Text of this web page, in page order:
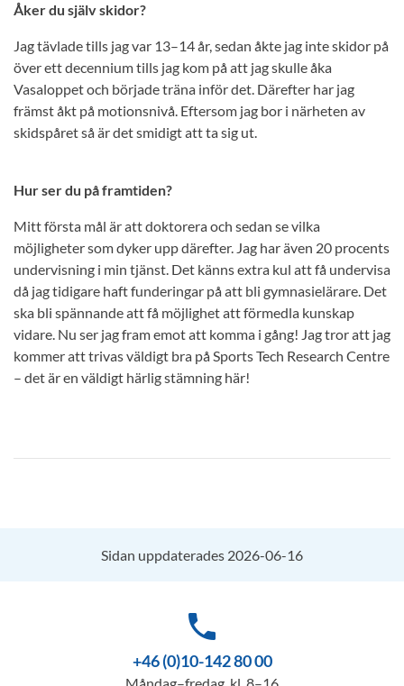
Åker du själv skidor?
Jag tävlade tills jag var 13–14 år, sedan åkte jag inte skidor på
över ett decennium tills jag kom på att jag skulle åka
Vasaloppet och började träna inför det. Därefter har jag
främst åkt på motionsnivå. Eftersom jag bor i närheten av
skidspåret så är det smidigt att ta sig ut.
Hur ser du på framtiden?
Mitt första mål är att doktorera och sedan se vilka
möjligheter som dyker upp därefter. Jag har även 20 procents
undervisning i min tjänst. Det känns extra kul att få undervisa
då jag tidigare haft funderingar på att bli gymnasielärare. Det
ska bli spännande att få möjlighet att förmedla kunskap
vidare. Nu ser jag fram emot att komma i gång! Jag tror att jag
kommer att trivas väldigt bra på Sports Tech Research Centre
– det är en väldigt härlig stämning här!
Sidan uppdaterades 2026-06-16
phone
+46 (0)10-142 80 00